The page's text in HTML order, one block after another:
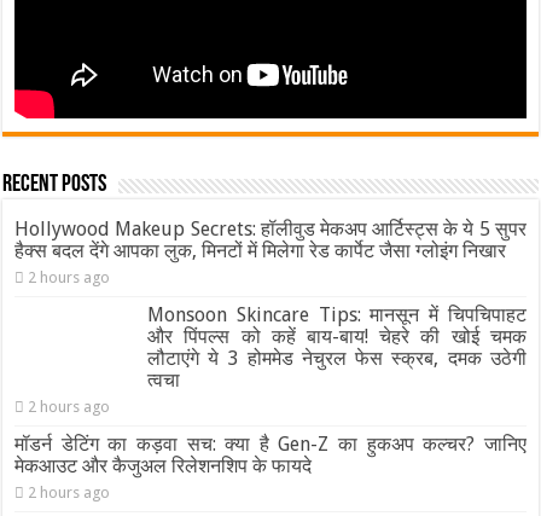
Recent Posts
Hollywood Makeup Secrets: हॉलीवुड मेकअप आर्टिस्ट्स के ये 5 सुपर
हैक्स बदल देंगे आपका लुक, मिनटों में मिलेगा रेड कार्पेट जैसा ग्‍लोइंग निखार
2 hours ago
Monsoon Skincare Tips: मानसून में चिपचिपाहट
और पिंपल्स को कहें बाय-बाय! चेहरे की खोई चमक
लौटाएंगे ये 3 होममेड नेचुरल फेस स्क्रब, दमक उठेगी
त्वचा
2 hours ago
मॉडर्न डेटिंग का कड़वा सच: क्या है Gen-Z का हुकअप कल्चर? जानिए
मेकआउट और कैजुअल रिलेशनशिप के फायदे
2 hours ago